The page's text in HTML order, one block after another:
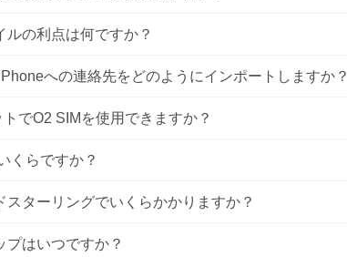
の利点は何ですか？
への連絡先をどのようにインポートしますか？
でO2 SIMを使用できますか？
くらですか？
ターリングでいくらかかりますか？
プはいつですか？